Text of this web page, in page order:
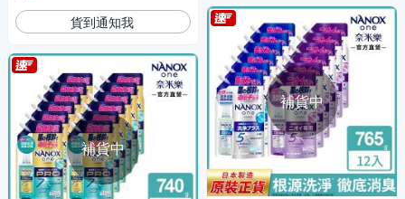
貨到通知我
補貨中
補貨中